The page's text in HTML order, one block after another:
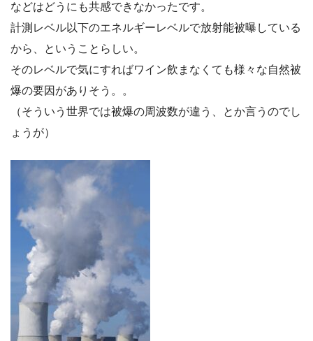
などはどうにも共感できなかったです。
計測レベル以下のエネルギーレベルで放射能被曝している
から、ということらしい。
そのレベルで気にすればワイン飲まなくても様々な自然被
爆の要因がありそう。。
（そういう世界では被爆の周波数が違う、とか言うのでし
ょうが）